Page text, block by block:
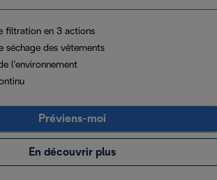
filtration en 3 actions
séchage des vêtements
l’environnement
Préviens-moi
En découvrir plus